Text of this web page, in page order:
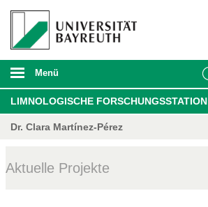
Menü
LIMNOLOGISCHE FORSCHUNGSSTATION
Dr. Clara Martínez-Pérez
Aktuelle Projekte